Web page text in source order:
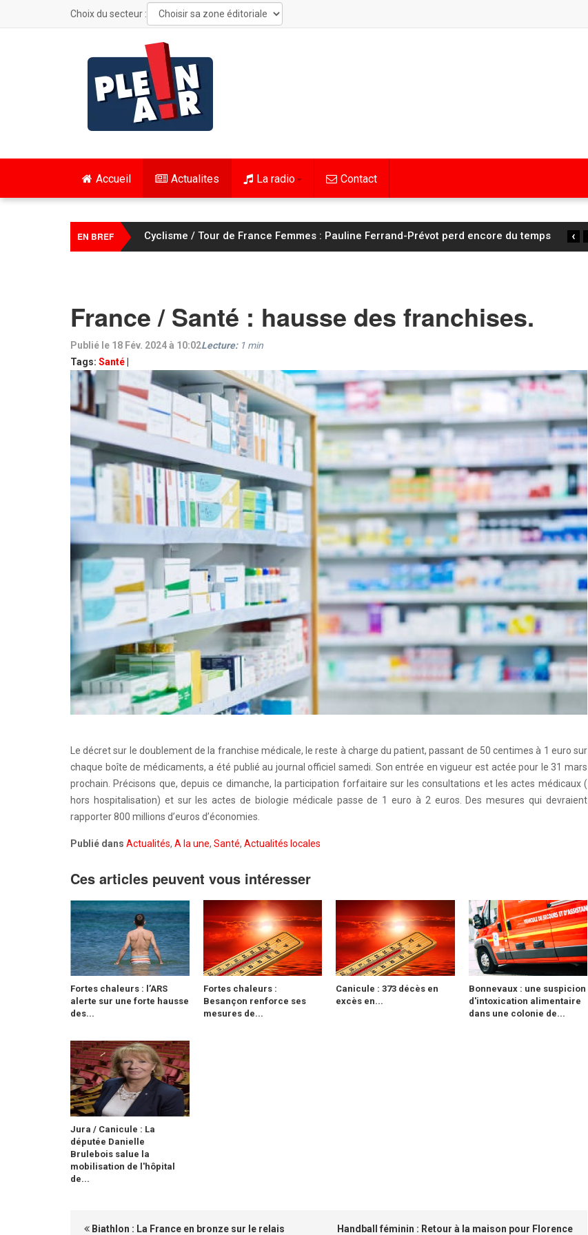
Choix du secteur :
Accueil Actualites La radio Contact
EN BREF Cyclisme / Tour de France Femmes : Pauline Ferrand-Prévot perd encore du temps ‹
France / Santé : hausse des franchises.
Publié le 18 Fév. 2024 à 10:02
Tags: Santé
Lecture: 1 min
Le décret sur le doublement de la franchise médicale, le reste à charge du patient, passant de 50 centimes à 1 euro sur
chaque boîte de médicaments, a été publié au journal officiel samedi. Son entrée en vigueur est actée pour le 31 mars
prochain. Précisons que, depuis ce dimanche, la participation forfaitaire sur les consultations et les actes médicaux (
hors hospitalisation) et sur les actes de biologie médicale passe de 1 euro à 2 euros. Des mesures qui devraient
rapporter 800 millions d’euros d’économies.
Publié dans Actualités, A la une, Santé, Actualités locales
Ces articles peuvent vous intéresser
Fortes chaleurs : l’ARS
alerte sur une forte hausse
des...
Fortes chaleurs :
Besançon renforce ses
mesures de...
Canicule : 373 décès en
excès en...
Bonnevaux : une suspicion
d'intoxication alimentaire
dans une colonie de...
Jura / Canicule : La
députée Danielle
Brulebois salue la
mobilisation de l'hôpital
de...
Biathlon : La France en bronze sur le relais
Handball féminin : Retour à la maison pour Florence